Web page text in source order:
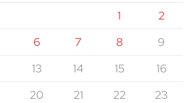
1
2
6 7 8
9
13 14 15
16
20 21 22
23